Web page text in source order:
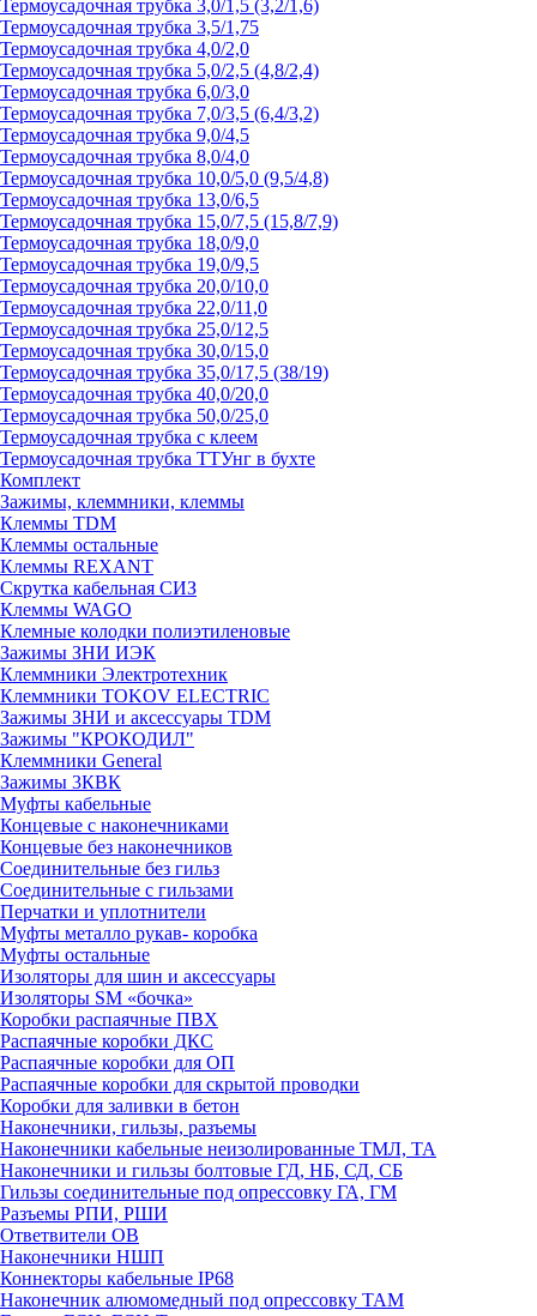
Термоусадочная трубка 3,0/1,5 (3,2/1,6)
Термоусадочная трубка 3,5/1,75
Термоусадочная трубка 4,0/2,0
Термоусадочная трубка 5,0/2,5 (4,8/2,4)
Термоусадочная трубка 6,0/3,0
Термоусадочная трубка 7,0/3,5 (6,4/3,2)
Термоусадочная трубка 9,0/4,5
Термоусадочная трубка 8,0/4,0
Термоусадочная трубка 10,0/5,0 (9,5/4,8)
Термоусадочная трубка 13,0/6,5
Термоусадочная трубка 15,0/7,5 (15,8/7,9)
Термоусадочная трубка 18,0/9,0
Термоусадочная трубка 19,0/9,5
Термоусадочная трубка 20,0/10,0
Термоусадочная трубка 22,0/11,0
Термоусадочная трубка 25,0/12,5
Термоусадочная трубка 30,0/15,0
Термоусадочная трубка 35,0/17,5 (38/19)
Термоусадочная трубка 40,0/20,0
Термоусадочная трубка 50,0/25,0
Термоусадочная трубка с клеем
Термоусадочная трубка ТТУнг в бухте
Комплект
Зажимы, клеммники, клеммы
Клеммы TDM
Клеммы остальные
Клеммы REXANT
Скрутка кабельная СИЗ
Клеммы WAGO
Клемные колодки полиэтиленовые
Зажимы ЗНИ ИЭК
Клеммники Электротехник
Клеммники TOKOV ELECTRIC
Зажимы ЗНИ и аксессуары TDM
Зажимы "КРОКОДИЛ"
Клеммники General
Зажимы 3КВК
Муфты кабельные
Концевые с наконечниками
Концевые без наконечников
Соединительные без гильз
Соединительные с гильзами
Перчатки и уплотнители
Муфты металло рукав- коробка
Муфты остальные
Изоляторы для шин и аксессуары
Изоляторы SM «бочка»
Коробки распаячные ПВХ
Распаячные коробки ДКС
Распаячные коробки для ОП
Распаячные коробки для скрытой проводки
Коробки для заливки в бетон
Наконечники, гильзы, разъемы
Наконечники кабельные неизолированные ТМЛ, ТА
Наконечники и гильзы болтовые ГД, НБ, СД, СБ
Гильзы соединительные под опрессовку ГА, ГМ
Разъемы РПИ, РШИ
Ответвители ОВ
Наконечники НШП
Коннекторы кабельные IP68
Наконечник алюмомедный под опрессовку ТАМ